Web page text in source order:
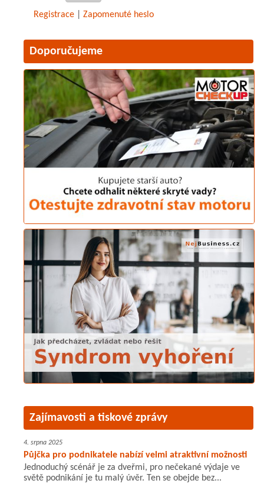
Registrace Zapomenuté heslo
Doporučujeme
Zajímavosti a tiskové zprávy
4. srpna 2025
Půjčka pro podnikatele nabízí velmi atraktivní možnosti
Jednoduchý scénář je za dveřmi, pro nečekané výdaje ve
světě podnikání je tu malý úvěr. Ten se obejde bez...